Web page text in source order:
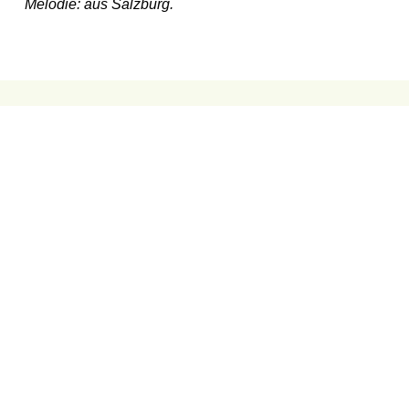
Melodie: aus Salzburg.